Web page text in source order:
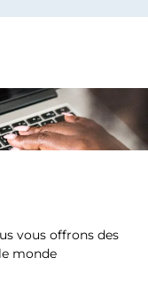
vous offrons des
monde